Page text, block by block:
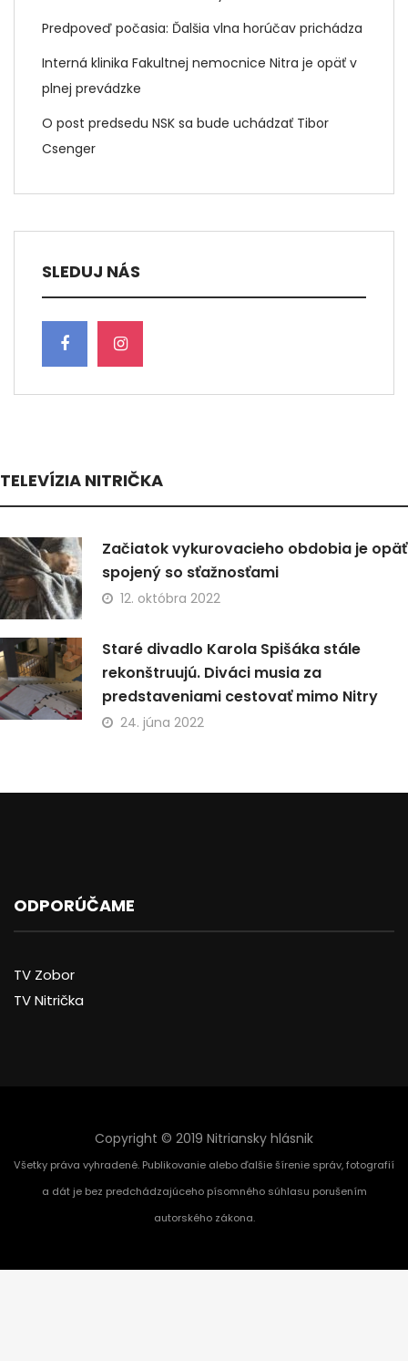
Predpoveď počasia: Ďalšia vlna horúčav prichádza
Interná klinika Fakultnej nemocnice Nitra je opäť v
plnej prevádzke
O post predsedu NSK sa bude uchádzať Tibor
Csenger
SLEDUJ NÁS
TELEVÍZIA NITRIČKA
Začiatok vykurovacieho obdobia je opäť
spojený so sťažnosťami
12. októbra 2022
Staré divadlo Karola Spišáka stále
rekonštruujú. Diváci musia za
predstaveniami cestovať mimo Nitry
24. júna 2022
ODPORÚČAME
TV Zobor
TV Nitrička
Copyright © 2019 Nitriansky hlásnik
Všetky práva vyhradené. Publikovanie alebo ďalšie šírenie správ, fotografií
a dát je bez predchádzajúceho písomného súhlasu porušením
autorského zákona.